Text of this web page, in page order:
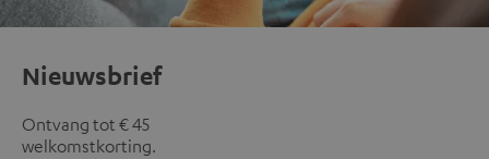
Nieuwsbrief
Ontvang tot € 45
welkomstkorting.